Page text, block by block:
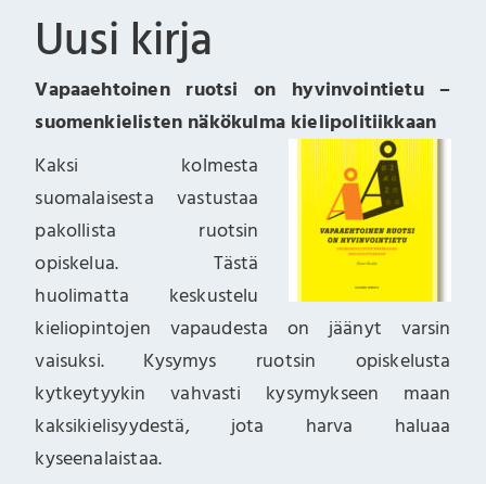
Uusi kirja
Vapaaehtoinen ruotsi on hyvinvointietu –
suomenkielisten näkökulma kielipolitiikkaan
Kaksi kolmesta
suomalaisesta vastustaa
pakollista ruotsin
opiskelua. Tästä
huolimatta keskustelu
kieliopintojen vapaudesta on jäänyt varsin
vaisuksi. Kysymys ruotsin opiskelusta
kytkeytyykin vahvasti kysymykseen maan
kaksikielisyydestä, jota harva haluaa
kyseenalaistaa.